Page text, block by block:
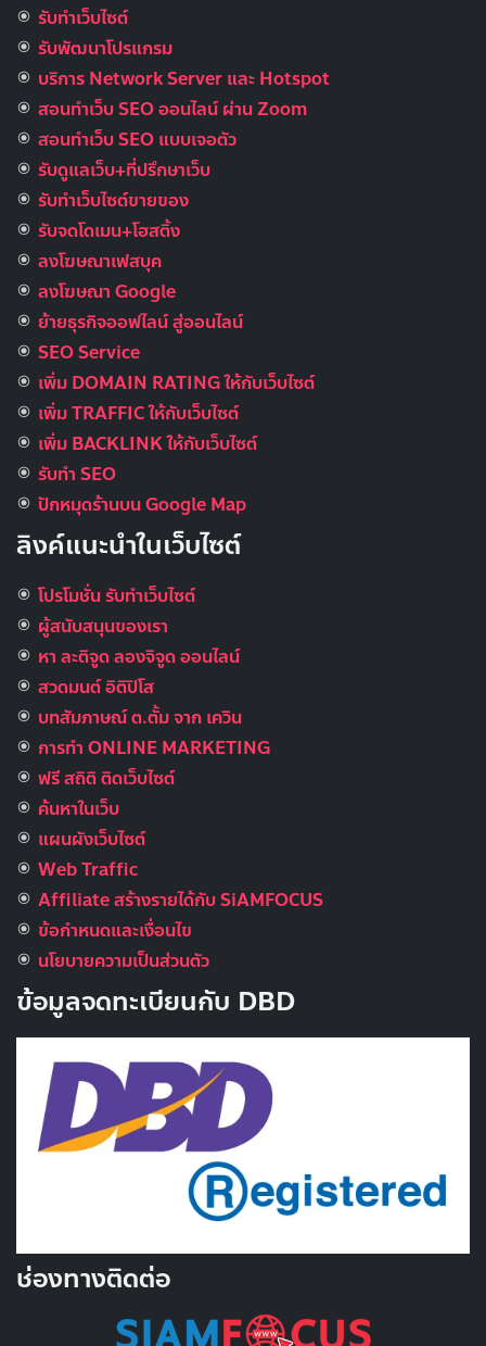
รับทำเว็บไซต์
รับพัฒนาโปรแกรม
บริการ Network Server และ Hotspot
สอนทำเว็บ SEO ออนไลน์ ผ่าน Zoom
สอนทำเว็บ SEO แบบเจอตัว
รับดูแลเว็บ+ที่ปรึกษาเว็บ
รับทําเว็บไซต์ขายของ
รับจดโดเมน+โฮสติ้ง
ลงโฆษณาเฟสบุค
ลงโฆษณา Google
ย้ายธุรกิจออฟไลน์ สู่ออนไลน์
SEO Service
เพิ่ม DOMAIN RATING ให้กับเว็บไซต์
เพิ่ม TRAFFIC ให้กับเว็บไซต์
เพิ่ม BACKLINK ให้กับเว็บไซต์
รับทำ SEO
ปักหมุดร้านบน Google Map
ลิงค์แนะนำในเว็บไซต์
โปรโมชั่น รับทำเว็บไซต์
ผู้สนับสนุนของเรา
หา ละติจูด ลองจิจูด ออนไลน์
สวดมนต์ อิติปิโส
บทสัมภาษณ์ ต.ตั้ม จาก เควิน
การทำ ONLINE MARKETING
ฟรี สถิติ ติดเว็บไซต์
ค้นหาในเว็บ
แผนผังเว็บไซต์
Web Traffic
Affiliate สร้างรายได้กับ SiAMFOCUS
ข้อกำหนดและเงื่อนไข
นโยบายความเป็นส่วนตัว
ข้อมูลจดทะเบียนกับ DBD
ช่องทางติดต่อ